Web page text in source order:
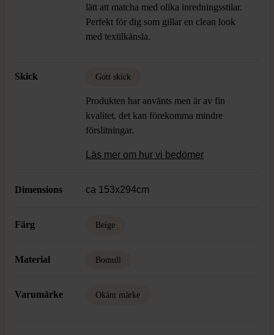
lätt att matcha med olika inredningsstilar.
Perfekt för dig som gillar en clean look
med textilkänsla.
Skick Gott skick
Produkten har använts men är av fin
kvalitet, det kan förekomma mindre
förslitningar.
Läs mer om hur vi bedömer
Dimensions ca 153x294cm
Färg Beige
Material Bomull
Varumärke Okänt märke